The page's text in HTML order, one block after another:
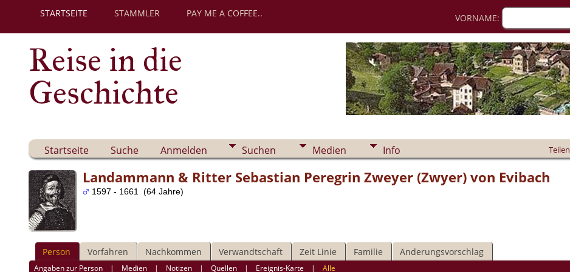
STARTSEITE STAMMLER PAY ME A COFFEE.. VORNAME:
Reise in die
Geschichte
Startseite Suche Anmelden Suchen Medien Info Teilen
Landammann & Ritter Sebastian Peregrin Zweyer (Zwyer) von Evibach
1597 - 1661 (64 Jahre)
Person Vorfahren Nachkommen Verwandtschaft Zeit Linie Familie Änderungsvorschlag
Angaben zur Person | Medien | Notizen |Quellen | Ereignis-Karte |Alle